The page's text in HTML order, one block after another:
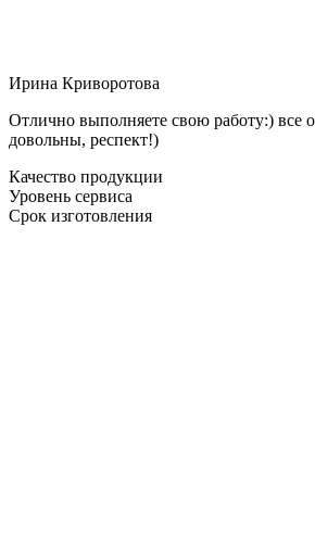
Ирина Криворотова
Отлично выполняете свою работу:) все
довольны, респект!)
Качество продукции
Уровень сервиса
Срок изготовления